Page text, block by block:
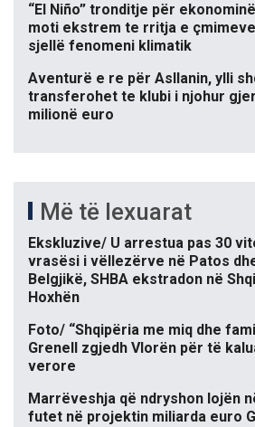
“El Niño” tronditje për
moti ekstrem te rritja e
sjellë fenomeni klimatik
Aventurë e re për Asllanin, ylli
transferohet te klubi i njohur
milionë euro
Më të lexuarat
Ekskluzive/ U arrestua pas 30
vrasësi i vëllezërve në Patos
Belgjikë, SHBA ekstradon në
Hoxhën
Foto/ “Shqipëria me miq dhe
Grenell zgjedh Vlorën për të
verore
Marrëveshja që ndryshon lojën
futet në projektin miliarda euro